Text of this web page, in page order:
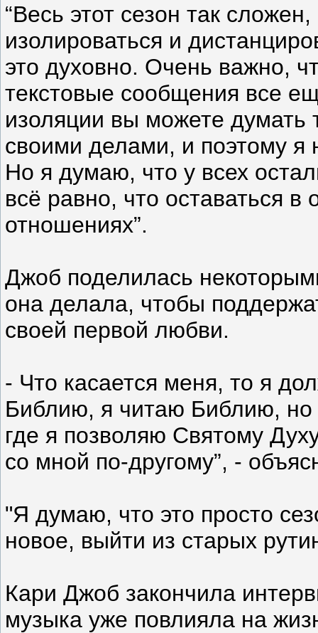
“Весь этот сезон так
изолироваться и
это духовно. Очень важно,
текстовые сообщения все
изоляции вы можете думать
своими делами, и поэтому я
Но я думаю, что у всех
всё равно, что оставаться в
отношениях”.
Джоб поделилась
она делала, чтобы
своей первой любви.
- Что касается меня, то я
Библию, я читаю Библию, но
где я позволяю Святому
со мной по-другому”, -
"Я думаю, что это просто
новое, выйти из старых
Кари Джоб закончила
музыка уже повлияла на